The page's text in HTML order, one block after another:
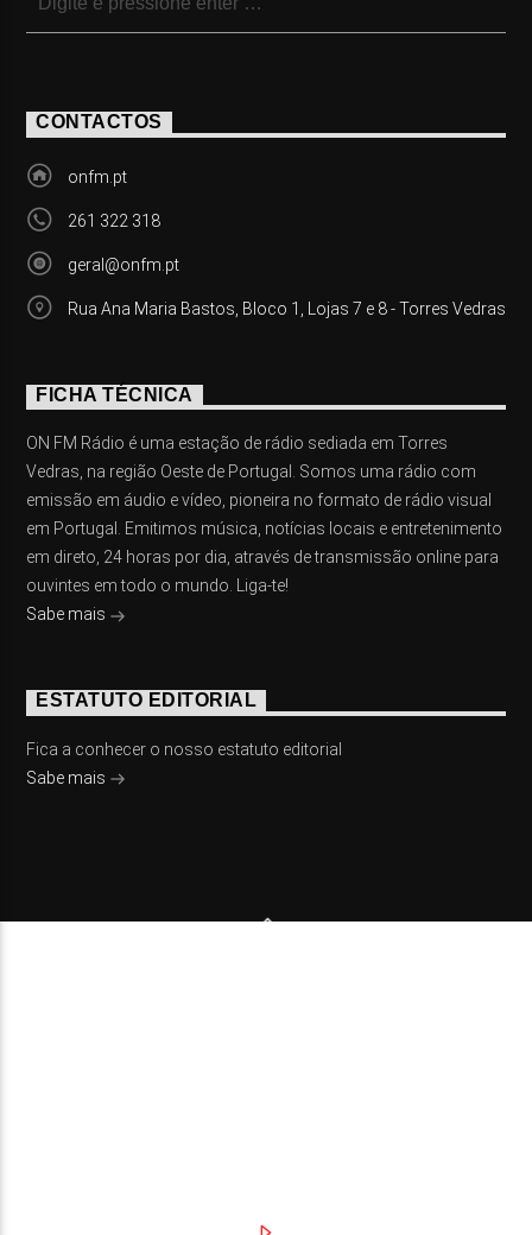
CONTACTOS
onfm.pt
261 322 318
geral@onfm.pt
Rua Ana Maria Bastos, Bloco 1, Lojas 7 e 8 - Torres Vedras
FICHA TÉCNICA
ON FM Rádio é uma estação de rádio sediada em Torres
Vedras, na região Oeste de Portugal. Somos uma rádio com
emissão em áudio e vídeo, pioneira no formato de rádio visual
em Portugal. Emitimos música, notícias locais e entretenimento
em direto, 24 horas por dia, através de transmissão online para
ouvintes em todo o mundo. Liga-te!
Sabe mais
ESTATUTO EDITORIAL
Fica a conhecer o nosso estatuto editorial
Sabe mais